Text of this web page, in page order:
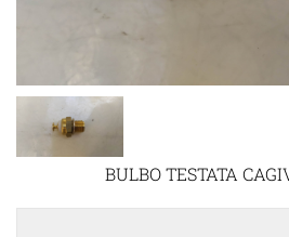
BULBO TESTATA